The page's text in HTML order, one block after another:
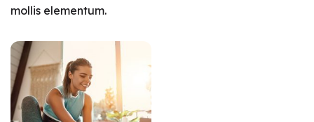
mollis elementum.